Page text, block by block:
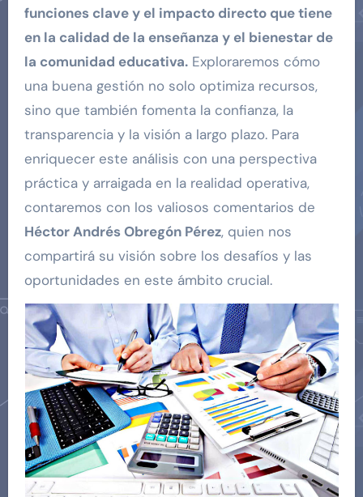
funciones clave y el impacto directo que tiene
en la calidad de la enseñanza y el bienestar de
la comunidad educativa.Exploraremos cómo
una buena gestión no solo optimiza recursos,
sino que también fomenta la confianza, la
transparencia y la visión a largo plazo. Para
enriquecer este análisis con una perspectiva
práctica y arraigada en la realidad operativa,
contaremos con los valiosos comentarios de
Héctor Andrés Obregón Pérez, quien nos
compartirá su visión sobre los desafíos y las
oportunidades en este ámbito crucial.